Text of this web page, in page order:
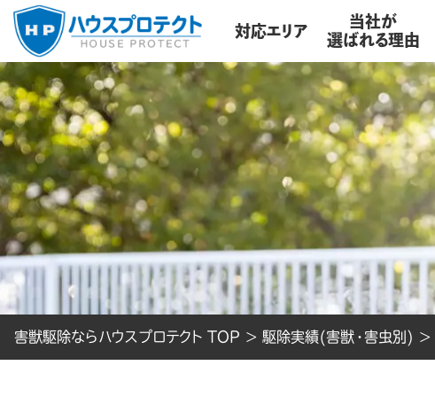
対応エリア
当社が
選ばれる理由
害獣駆除ならハウスプロテクト TOP > 駆除実績(害獣・害虫別) >